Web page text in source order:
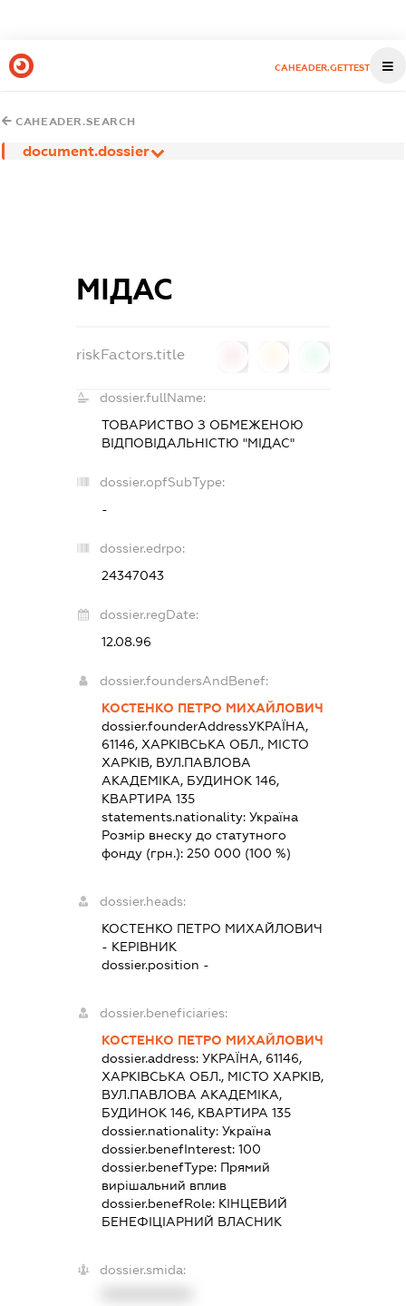
CAHEADER.GETTEST
CAHEADER.SEARCH
document.dossier
МІДАС
riskFactors.title
dossier.fullName:
ТОВАРИСТВО З ОБМЕЖЕНОЮ
ВІДПОВІДАЛЬНІСТЮ "МІДАС"
dossier.opfSubType:
-
dossier.edrpo:
24347043
dossier.regDate:
12.08.96
dossier.foundersAndBenef:
КОСТЕНКО ПЕТРО МИХАЙЛОВИЧ
dossier.founderAddressУКРАЇНА,
61146, ХАРКІВСЬКА ОБЛ., МІСТО
ХАРКІВ, ВУЛ.ПАВЛОВА
АКАДЕМІКА, БУДИНОК 146,
КВАРТИРА 135
statements.nationality: Україна
Розмір внеску до статутного
фонду (грн.): 250 000 (100 %)
dossier.heads:
КОСТЕНКО ПЕТРО МИХАЙЛОВИЧ
- КЕРІВНИК
dossier.position -
dossier.beneficiaries:
КОСТЕНКО ПЕТРО МИХАЙЛОВИЧ
dossier.address: УКРАЇНА, 61146,
ХАРКІВСЬКА ОБЛ., МІСТО ХАРКІВ,
ВУЛ.ПАВЛОВА АКАДЕМІКА,
БУДИНОК 146, КВАРТИРА 135
dossier.nationality: Україна
dossier.benefInterest: 100
dossier.benefType: Прямий
вирішальний вплив
dossier.benefRole: КІНЦЕВИЙ
БЕНЕФІЦІАРНИЙ ВЛАСНИК
dossier.smida: